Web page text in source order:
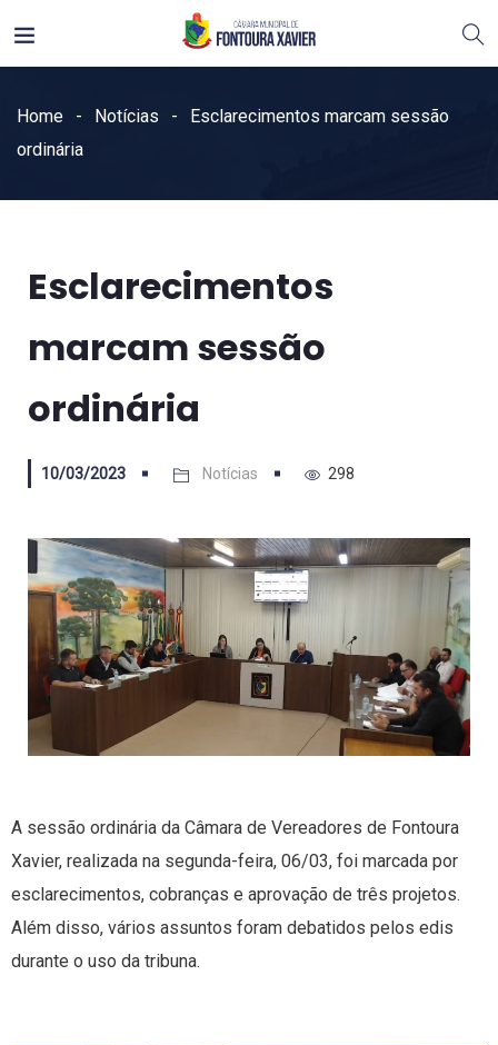
Home Notícias
Esclarecimentos marcam sessão
ordinária
Esclarecimentos
marcam sessão
ordinária
10/03/2023 Notícias 298
A sessão ordinária da Câmara de Vereadores de Fontoura
Xavier, realizada na segunda-feira, 06/03, foi marcada por
esclarecimentos, cobranças e aprovação de três projetos.
Além disso, vários assuntos foram debatidos pelos edis
durante o uso da tribuna.